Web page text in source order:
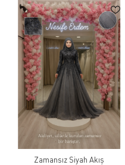
Zamansız Siyah Akış